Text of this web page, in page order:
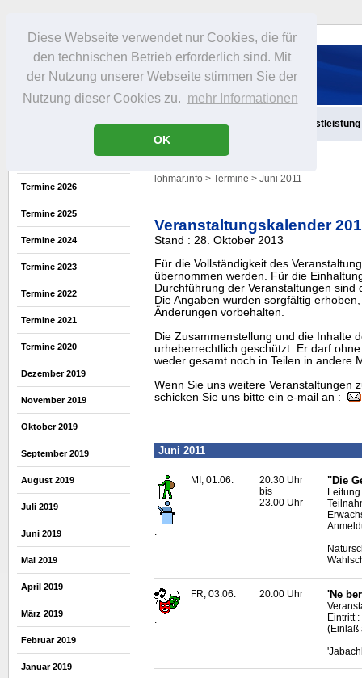
Diese Webseite verwendet nur Cookies, die für
den technischen Betrieb erforderlich sind. Mit
der Nutzung unserer Webseite stimmen Sie der
Nutzung dieser Cookies zu. mehr Informationen
OK
Infos Freizeit Gastronomie Dienstleistung
Termine 2026
Termine 2025
Termine 2024
Termine 2023
Termine 2022
Termine 2021
Termine 2020
Dezember 2019
November 2019
Oktober 2019
September 2019
August 2019
Juli 2019
Juni 2019
Mai 2019
April 2019
März 2019
Februar 2019
Januar 2019
lohmar.info > Termine > Juni 2011
Veranstaltungskalender
Stand : 28. Oktober 2013
Für die Vollständigkeit des
übernommen werden. Für die
Durchführung der Veranstaltungen sind
Die Angaben wurden sorgfältig
Änderungen vorbehalten.
Die Zusammenstellung und die Inhalte
urheberrechtlich geschützt. Er darf
weder gesamt noch in Teilen in andere
Wenn Sie uns weitere Veranstaltungen
schicken Sie uns bitte ein e-mail an :
Juni 2011
MI, 01.06.
20.30 Uhr
bis
23.00 Uhr
"Die
FR, 03.06. 20.00 Uhr 'Ne
Eintritt
(Einlaß